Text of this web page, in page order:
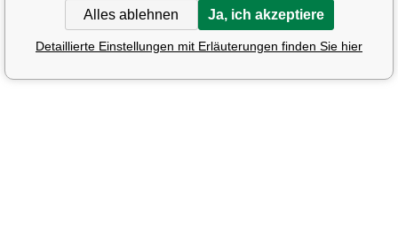
Alles ablehnen Ja, ich akzeptiere
Detaillierte Einstellungen mit Erläuterungen finden Sie hier